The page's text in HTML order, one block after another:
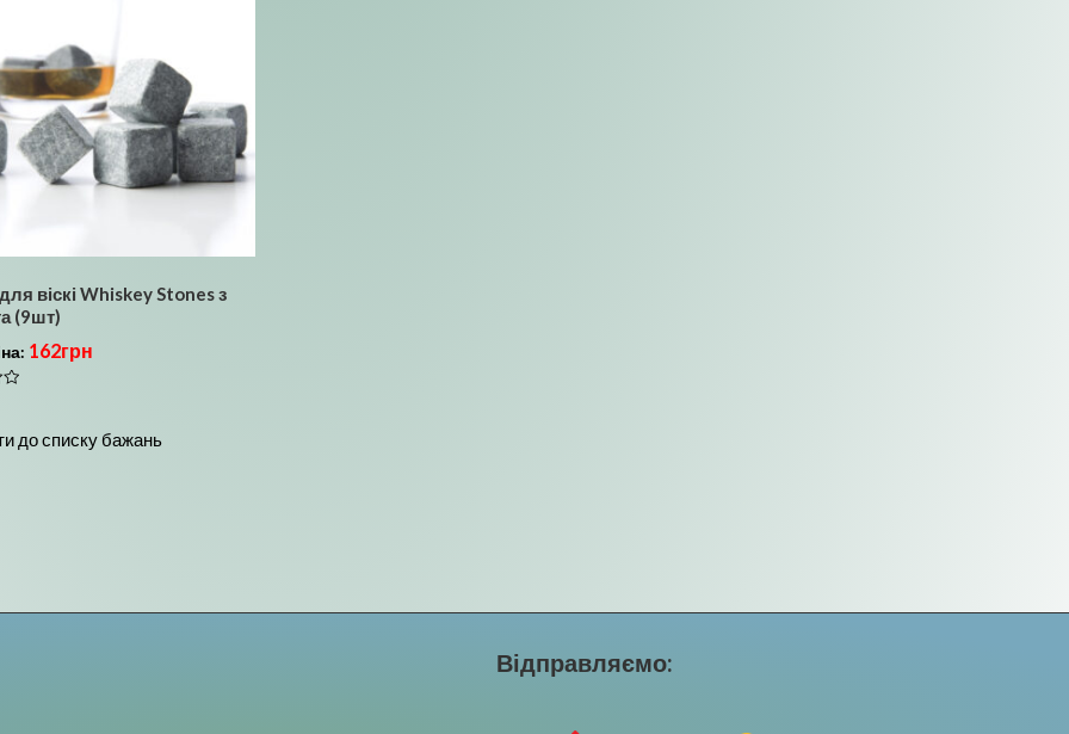
віскі Whiskey Stones з
(9шт)
162грн
до списку бажань
Відправляємо: